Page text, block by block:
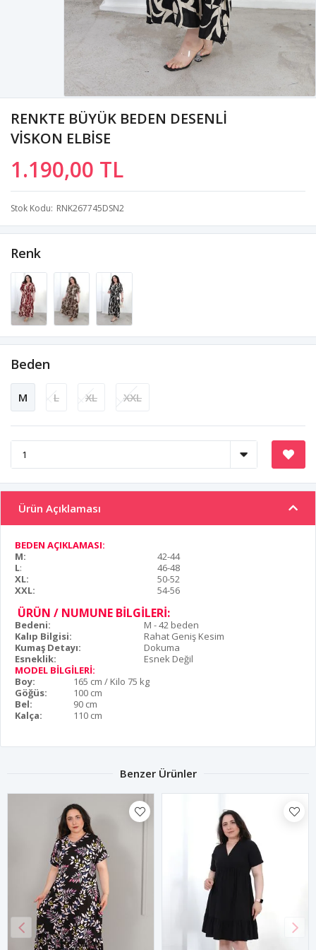
RENKTE BÜYÜK BEDEN DESENLİ
VİSKON ELBİSE
1.190,00 TL
Stok Kodu RNK267745DSN2
Renk
Beden
M L XL XXL
Ürün Açıklaması
BEDEN AÇIKLAMASI:
M:
42-44
L:
46-48
XL:
50-52
XXL:
54-56
ÜRÜN / NUMUNE BİLGİLERİ:
Bedeni:
M - 42 beden
Kalıp Bilgisi:
Rahat Geniş Kesim
Kumaş Detayı:
Dokuma
Esneklik:
Esnek Değil
MODEL BİLGİLERİ:
Boy:
165 cm / Kilo 75 kg
Göğüs:
100 cm
Bel:
90 cm
Kalça:
110 cm
Benzer Ürünler